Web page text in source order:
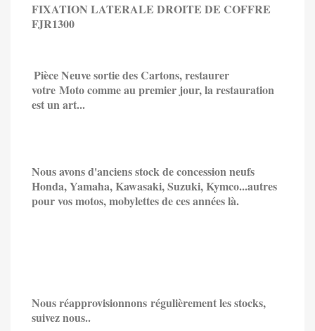
FIXATION LATERALE DROITE DE COFFRE
FJR1300
Pièce Neuve sortie des Cartons, restaurer
votre Moto comme au premier jour, la restauration
est un art...
Nous avons d'anciens stock de concession neufs
Honda, Yamaha, Kawasaki, Suzuki, Kymco...autres
pour vos motos, mobylettes de ces années là.
Nousréapprovisionnons régulièrement les stocks,
suivez nous..